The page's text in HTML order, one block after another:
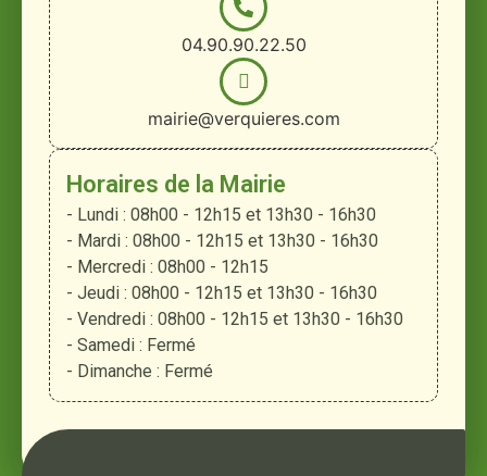
04.90.90.22.50
mairie@verquieres.com
Horaires de la Mairie
- Lundi : 08h00 - 12h15 et 13h30 - 16h30
- Mardi : 08h00 - 12h15 et 13h30 - 16h30
- Mercredi : 08h00 - 12h15
- Jeudi : 08h00 - 12h15 et 13h30 - 16h30
- Vendredi : 08h00 - 12h15 et 13h30 - 16h30
- Samedi : Fermé
- Dimanche : Fermé